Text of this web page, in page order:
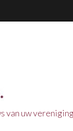
van uw